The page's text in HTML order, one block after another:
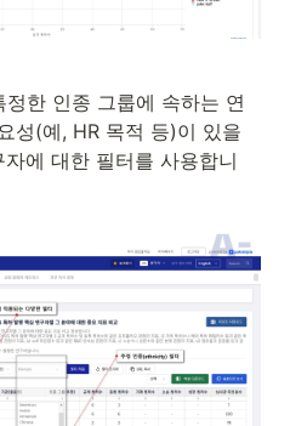
한 인종 그룹에 속하는 연
성(예, HR 목적 등)이 있을
에 대한 필터를 사용합니